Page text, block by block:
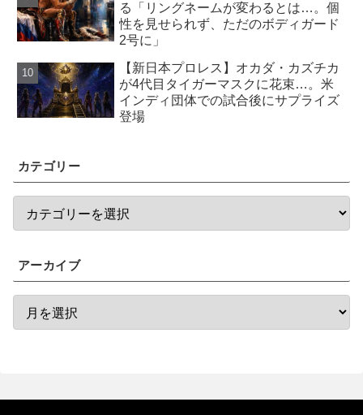
る「リングネームが変わるとは…。個
性を見せられず、ただのボディガード
2号に」
【新日本プロレス】オカダ・カズチカ
が4代目タイガーマスクに花束…。米
インディ団体での試合後にサプライズ
登場
カテゴリー
アーカイブ